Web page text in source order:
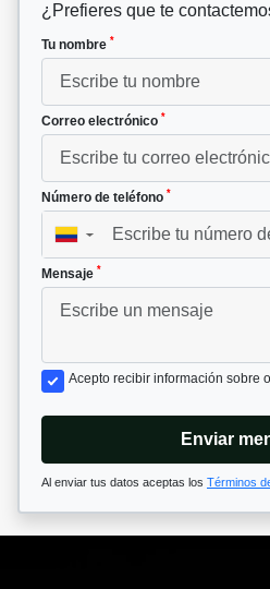
¿Prefieres que te
Tu nombre *
Correo electrónico *
Número de teléfono *
▼
Mensaje *
Acepto recibir información sobre
Enviar
Al enviar tus datos aceptas los Términos